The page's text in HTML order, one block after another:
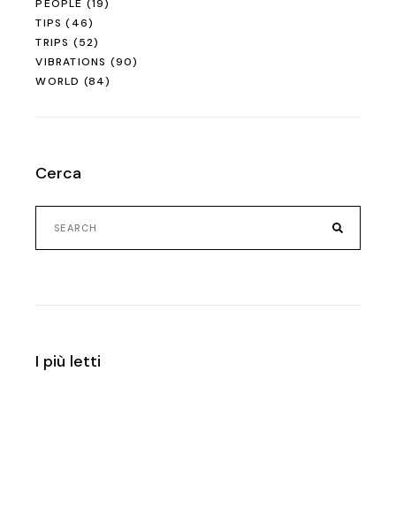
PEOPLE (19)
TIPS (46)
TRIPS (52)
VIBRATIONS (90)
WORLD (84)
Cerca
Search
for:
I più letti